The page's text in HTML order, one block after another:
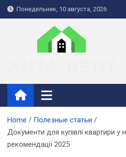
Skip
to
Понедельник, 10 августа, 2026
anta-rent.kiev.ua
Home
Полезные статьи
Документи для купівлі квартири у
рекомендації 2025